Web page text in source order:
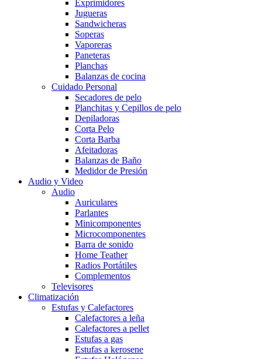
Exprimidores
Jugueras
Sandwicheras
Soperas
Vaporeras
Paneteras
Planchas
Balanzas de cocina
Cuidado Personal
Secadores de pelo
Planchitas y Cepillos de pelo
Depiladoras
Corta Pelo
Corta Barba
Afeitadoras
Balanzas de Baño
Medidor de Presión
Audio y Video
Audio
Auriculares
Parlantes
Minicomponentes
Microcomponentes
Barra de sonido
Home Teather
Radios Portátiles
Complementos
Televisores
Climatización
Estufas y Calefactores
Calefactores a leña
Calefactores a pellet
Estufas a gas
Estufas a kerosene